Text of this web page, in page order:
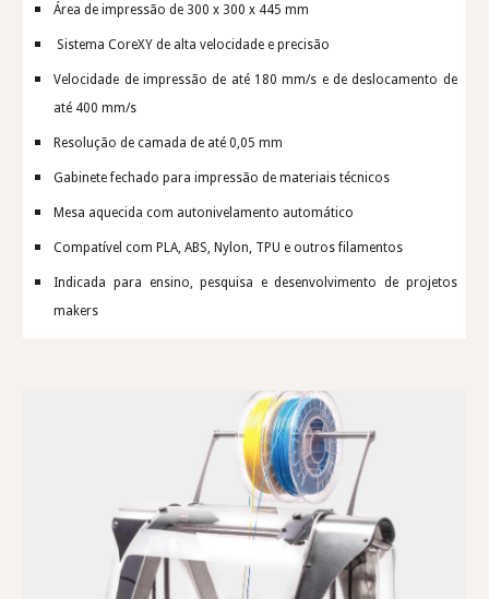
Área de impressão de 300 x 300 x 445 mm
Sistema CoreXY de alta velocidade e precisão
Velocidade de impressão de até 180 mm/s e de deslocamento de
até 400 mm/s
Resolução de camada de até 0,05 mm
Gabinete fechado para impressão de materiais técnicos
Mesa aquecida com autonivelamento automático
Compatível com PLA, ABS, Nylon, TPU e outros filamentos
Indicada para ensino, pesquisa e desenvolvimento de projetos
makers